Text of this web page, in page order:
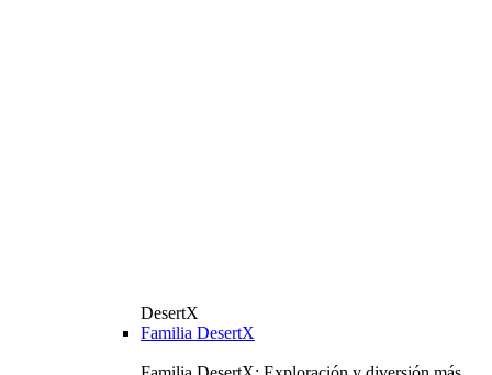
DesertX
Familia DesertX